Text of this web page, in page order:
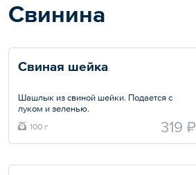
Свинина
Свиная шейка
Шашлык из свиной шейки. Подается с
луком и зеленью.
Общий вес – 100 г
100 г 319 ₽